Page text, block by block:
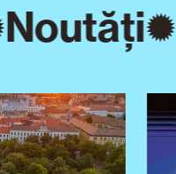
Noutăți